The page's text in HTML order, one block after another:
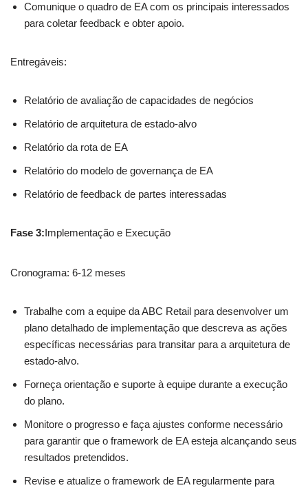
Comunique o quadro de EA com os principais interessados
para coletar feedback e obter apoio.
Entregáveis:
Relatório de avaliação de capacidades de negócios
Relatório de arquitetura de estado-alvo
Relatório da rota de EA
Relatório do modelo de governança de EA
Relatório de feedback de partes interessadas
Fase 3:Implementação e Execução
Cronograma: 6-12 meses
Trabalhe com a equipe da ABC Retail para desenvolver um
plano detalhado de implementação que descreva as ações
específicas necessárias para transitar para a arquitetura de
estado-alvo.
Forneça orientação e suporte à equipe durante a execução
do plano.
Monitore o progresso e faça ajustes conforme necessário
para garantir que o framework de EA esteja alcançando seus
resultados pretendidos.
Revise e atualize o framework de EA regularmente para